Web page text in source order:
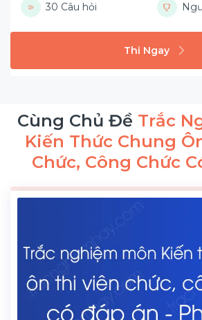
30 Câu hỏi
Thi Ngay
Cùng Chủ Đề Trắc
Kiến Thức Chung
Chức, Công Chức